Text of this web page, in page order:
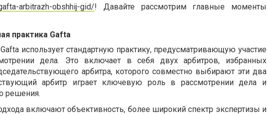
arbitrazh-obshhij-gid/! Давайте рассмотрим главные моменты
практика Gafta
использует стандартную практику, предусматривающую участие
дела. Это включает в себя двух арбитров, избранных
арбитра, которого совместно выбирают эти два
арбитр играет ключевую роль в рассмотрении дела и
решения.
включают объективность, более широкий спектр экспертизы и